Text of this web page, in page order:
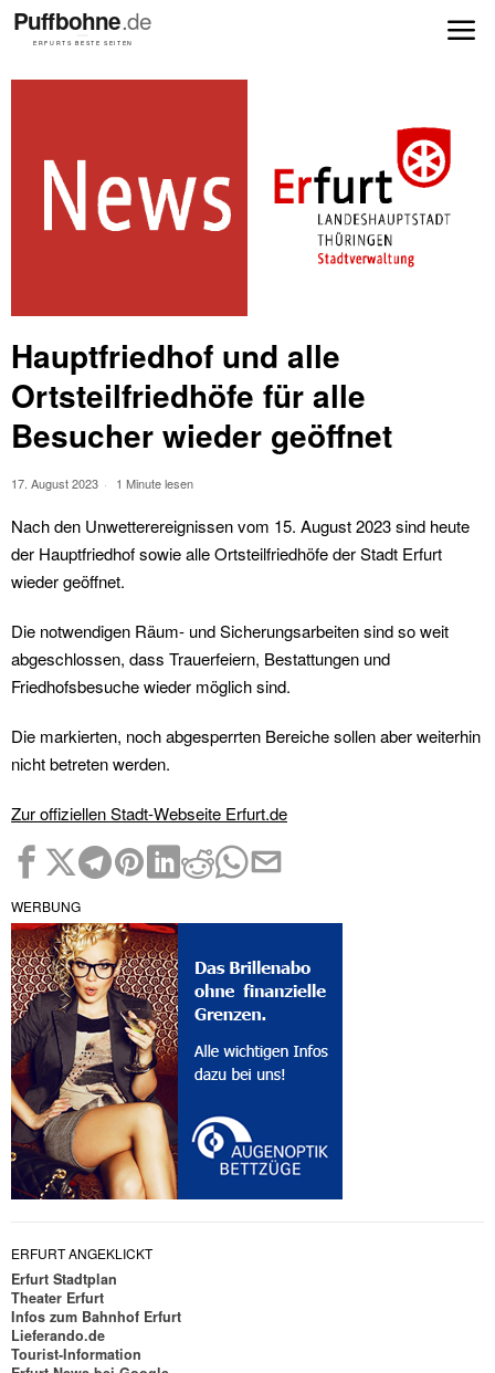
Hauptfriedhof und alle
Ortsteilfriedhöfe für alle
Besucher wieder geöffnet
17. August 2023 1 Minute lesen
Nach den Unwetterereignissen vom 15. August 2023 sind heute
der Hauptfriedhof sowie alle Ortsteilfriedhöfe der Stadt Erfurt
wieder geöffnet.
Die notwendigen Räum- und Sicherungsarbeiten sind so weit
abgeschlossen, dass Trauerfeiern, Bestattungen und
Friedhofsbesuche wieder möglich sind.
Die markierten, noch abgesperrten Bereiche sollen aber weiterhin
nicht betreten werden.
Zur offiziellen Stadt-Webseite Erfurt.de
WERBUNG
ERFURT ANGEKLICKT
Erfurt Stadtplan
Theater Erfurt
Infos zum Bahnhof Erfurt
Lieferando.de
Tourist-Information